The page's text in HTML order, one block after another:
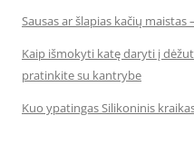
Sausas ar šlapias kačių maistas
Kaip išmokyti katę daryti į
pratinkite su kantrybe
Kuo ypatingas Silikoninis